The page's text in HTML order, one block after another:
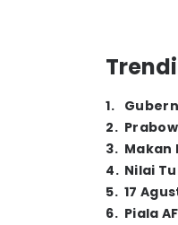
1.
2.
3. Makan
4. Nilai
5. 17
6. Piala